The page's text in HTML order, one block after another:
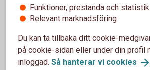
5. Identifiera dig i Fidesmos app
Slutför anslutningen genom att
BankID och följa instruktionerna.
Funktioner, prestanda och statistik
Relevant marknadsföring
Du kan ta tillbaka ditt cookie-
på cookie-sidan eller under din profil
inloggad. Så hanterar vi cookies